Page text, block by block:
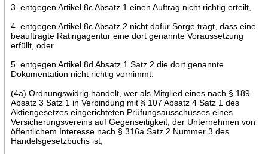
3. entgegen Artikel 8c Absatz 1 einen Auftrag nicht richtig erteilt,
4. entgegen Artikel 8c Absatz 2 nicht dafür Sorge trägt, dass eine
beauftragte Ratingagentur eine dort genannte Voraussetzung
erfüllt, oder
5. entgegen Artikel 8d Absatz 1 Satz 2 die dort genannte
Dokumentation nicht richtig vornimmt.
(4a) Ordnungswidrig handelt, wer als Mitglied eines nach § 189
Absatz 3 Satz 1 in Verbindung mit § 107 Absatz 4 Satz 1 des
Aktiengesetzes eingerichteten Prüfungsausschusses eines
Versicherungsvereins auf Gegenseitigkeit, der Unternehmen von
öffentlichem Interesse nach § 316a Satz 2 Nummer 3 des
Handelsgesetzbuchs ist,